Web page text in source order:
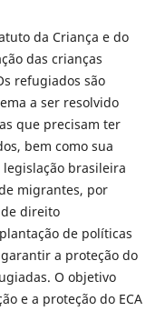
da Criança e do
das crianças
refugiados são
a ser resolvido
que precisam ter
bem como sua
brasileira
migrantes, por
direito
de políticas
a proteção do
O objetivo
e a proteção do ECA